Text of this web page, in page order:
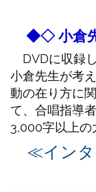
◆◇ 小倉
DVDに収録
小倉先生が考
動の在り方に
て、合唱指導
3,000字以上の
≪イン